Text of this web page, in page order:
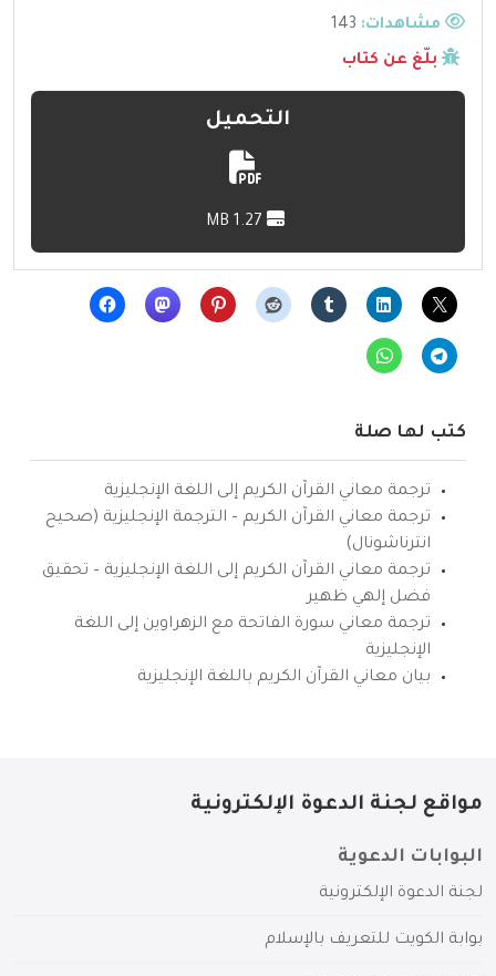
مشاهدات:
بلّغ عن كتاب
التحميل
كتب لها صلة
ترجمة معاني القرآن الكريم إلى اللغة الإنجليزية
ترجمة معاني القرآن الكريم – الترجمة الإنجليزية (صحيح
انترناشونال)
ترجمة معاني القرآن الكريم إلى اللغة الإنجليزية – تحقيق
فضل إلهي ظهير
ترجمة معاني سورة الفاتحة مع الزهراوين إلى اللغة
الإنجليزية
بيان معاني القرآن الكريم باللغة الإنجليزية
مواقع لجنة الدعوة الإلكترونية
البوابات الدعوية
لجنة الدعوة الإلكترونية
بوابة الكويت للتعريف بالإسلام